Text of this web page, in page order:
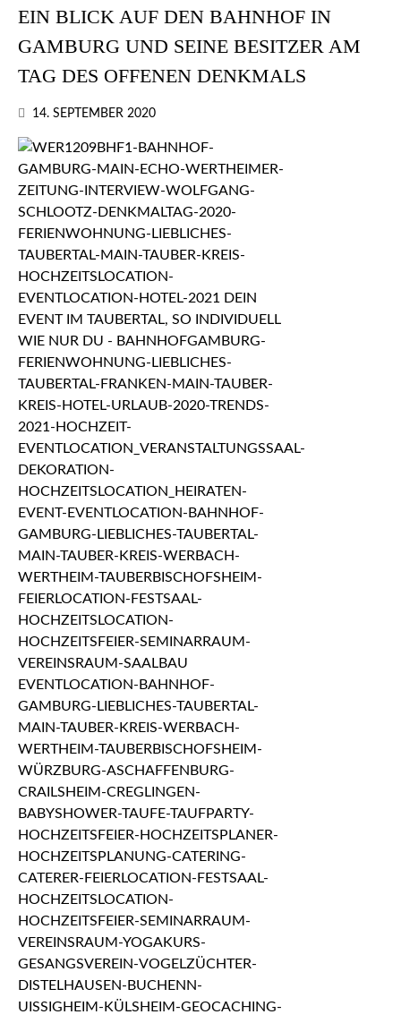
EIN BLICK AUF DEN BAHNHOF IN
GAMBURG UND SEINE BESITZER AM
TAG DES OFFENEN DENKMALS
14. SEPTEMBER 2020